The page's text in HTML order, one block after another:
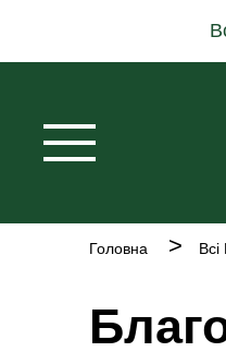
основного
Рядок
Головна